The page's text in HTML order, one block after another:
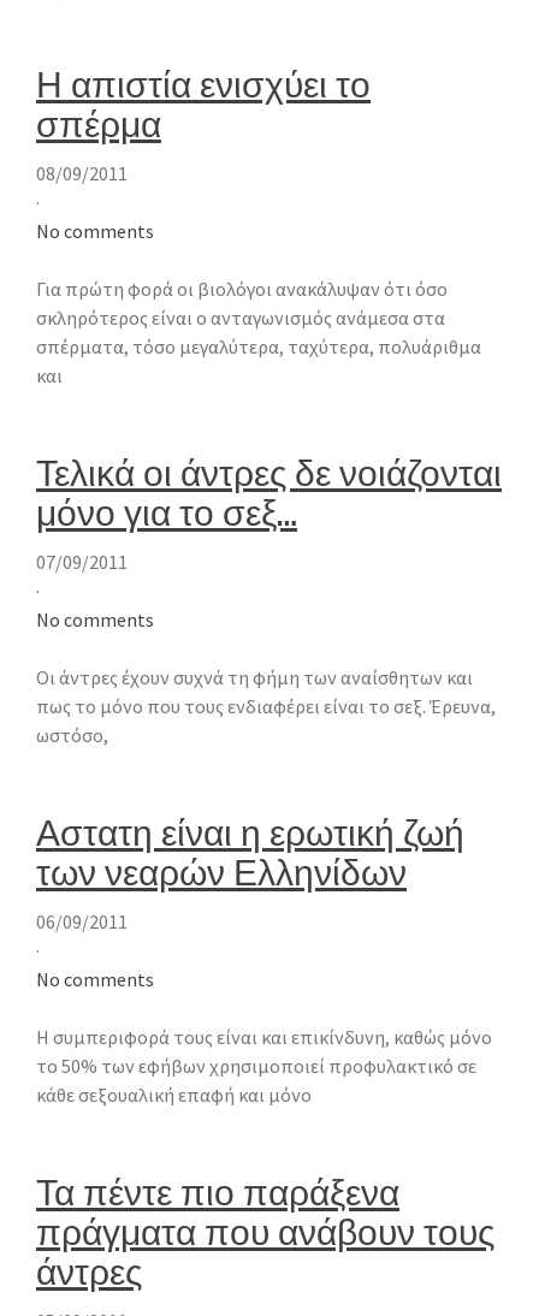
Η απιστία ενισχύει το
σπέρμα
08/09/2011
·
No comments
Για πρώτη φορά οι βιολόγοι ανακάλυψαν ότι όσο
σκληρότερος είναι ο ανταγωνισμός ανάμεσα στα
σπέρματα, τόσο μεγαλύτερα, ταχύτερα, πολυάριθμα
και
Τελικά οι άντρες δε νοιάζονται
μόνο για το σεξ…
07/09/2011
·
No comments
Οι άντρες έχουν συχνά τη φήμη των αναίσθητων και
πως το μόνο που τους ενδιαφέρει είναι το σεξ. Έρευνα,
ωστόσο,
Αστατη είναι η ερωτική ζωή
των νεαρών Ελληνίδων
06/09/2011
·
No comments
Η συμπεριφορά τους είναι και επικίνδυνη, καθώς μόνο
το 50% των εφήβων χρησιμοποιεί προφυλακτικό σε
κάθε σεξουαλική επαφή και μόνο
Τα πέντε πιο παράξενα
πράγματα που ανάβουν τους
άντρες